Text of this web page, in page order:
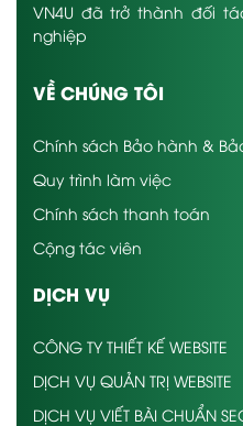
VN4U đã trở thành đối
nghiệp
VỀ CHÚNG TÔI
Chính sách Bảo hành &
Quy trình làm việc
Chính sách thanh toán
Cộng tác viên
DỊCH VỤ
CÔNG TY THIẾT KẾ WEBSITE
DỊCH VỤ QUẢN TRỊ WEBSITE
DỊCH VỤ VIẾT BÀI CHUẨN